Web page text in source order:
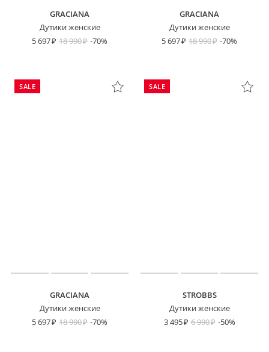
GRACIANA
Дутики женские
5 697
18 990 -70%
GRACIANA
Дутики женские
5 697
18 990 -70%
SALE
GRACIANA
Дутики женские
5 697
18 990 -70%
SALE
STROBBS
Дутики женские
3 495
6 990 -50%